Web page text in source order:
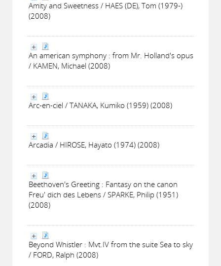
Amity and Sweetness / HAES (DE), Tom (1979-)
(2008)
An american symphony : from Mr. Holland's opus
/ KAMEN, Michael (2008)
Arc-en-ciel / TANAKA, Kumiko (1959) (2008)
Arcadia / HIROSE, Hayato (1974) (2008)
Beethoven's Greeting : Fantasy on the canon
Freu' dich des Lebens / SPARKE, Philip (1951)
(2008)
Beyond Whistler : Mvt.IV from the suite Sea to sky
/ FORD, Ralph (2008)